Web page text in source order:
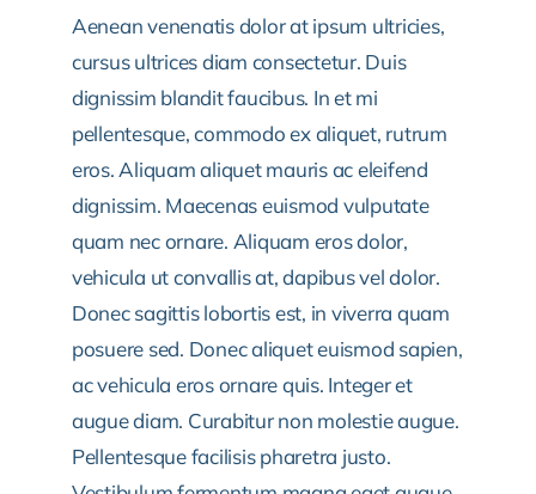
Aenean venenatis dolor at ipsum ultricies,
cursus ultrices diam consectetur. Duis
dignissim blandit faucibus. In et mi
pellentesque, commodo ex aliquet, rutrum
eros. Aliquam aliquet mauris ac eleifend
dignissim. Maecenas euismod vulputate
quam nec ornare. Aliquam eros dolor,
vehicula ut convallis at, dapibus vel dolor.
Donec sagittis lobortis est, in viverra quam
posuere sed. Donec aliquet euismod sapien,
ac vehicula eros ornare quis. Integer et
augue diam. Curabitur non molestie augue.
Pellentesque facilisis pharetra justo.